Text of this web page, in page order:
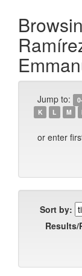
Jump to:
K
L M
or enter
Sort by:
Results/